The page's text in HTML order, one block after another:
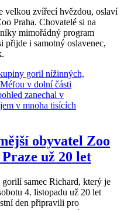
velkou zvířecí hvězdou, oslaví
Praha. Chovatelé si na
mimořádný program
přijde i samotný oslavenec,
obyvatel Zoo
už 20 let
samec Richard, který je
4. listopadu už 20 let
den připravili pro